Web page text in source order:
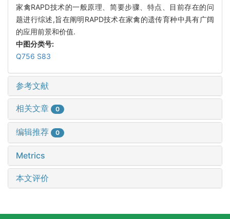
家禽RAPD技术的一般原理、简要步骤、特点、目前存在的问
题进行综述,旨在阐明RAPD技术在家禽的遗传育种中具有广阔
的应用前景和价值.
中图分类号:
Q756 S83
参考文献
相关文章 0
编辑推荐 0
Metrics
本文评价